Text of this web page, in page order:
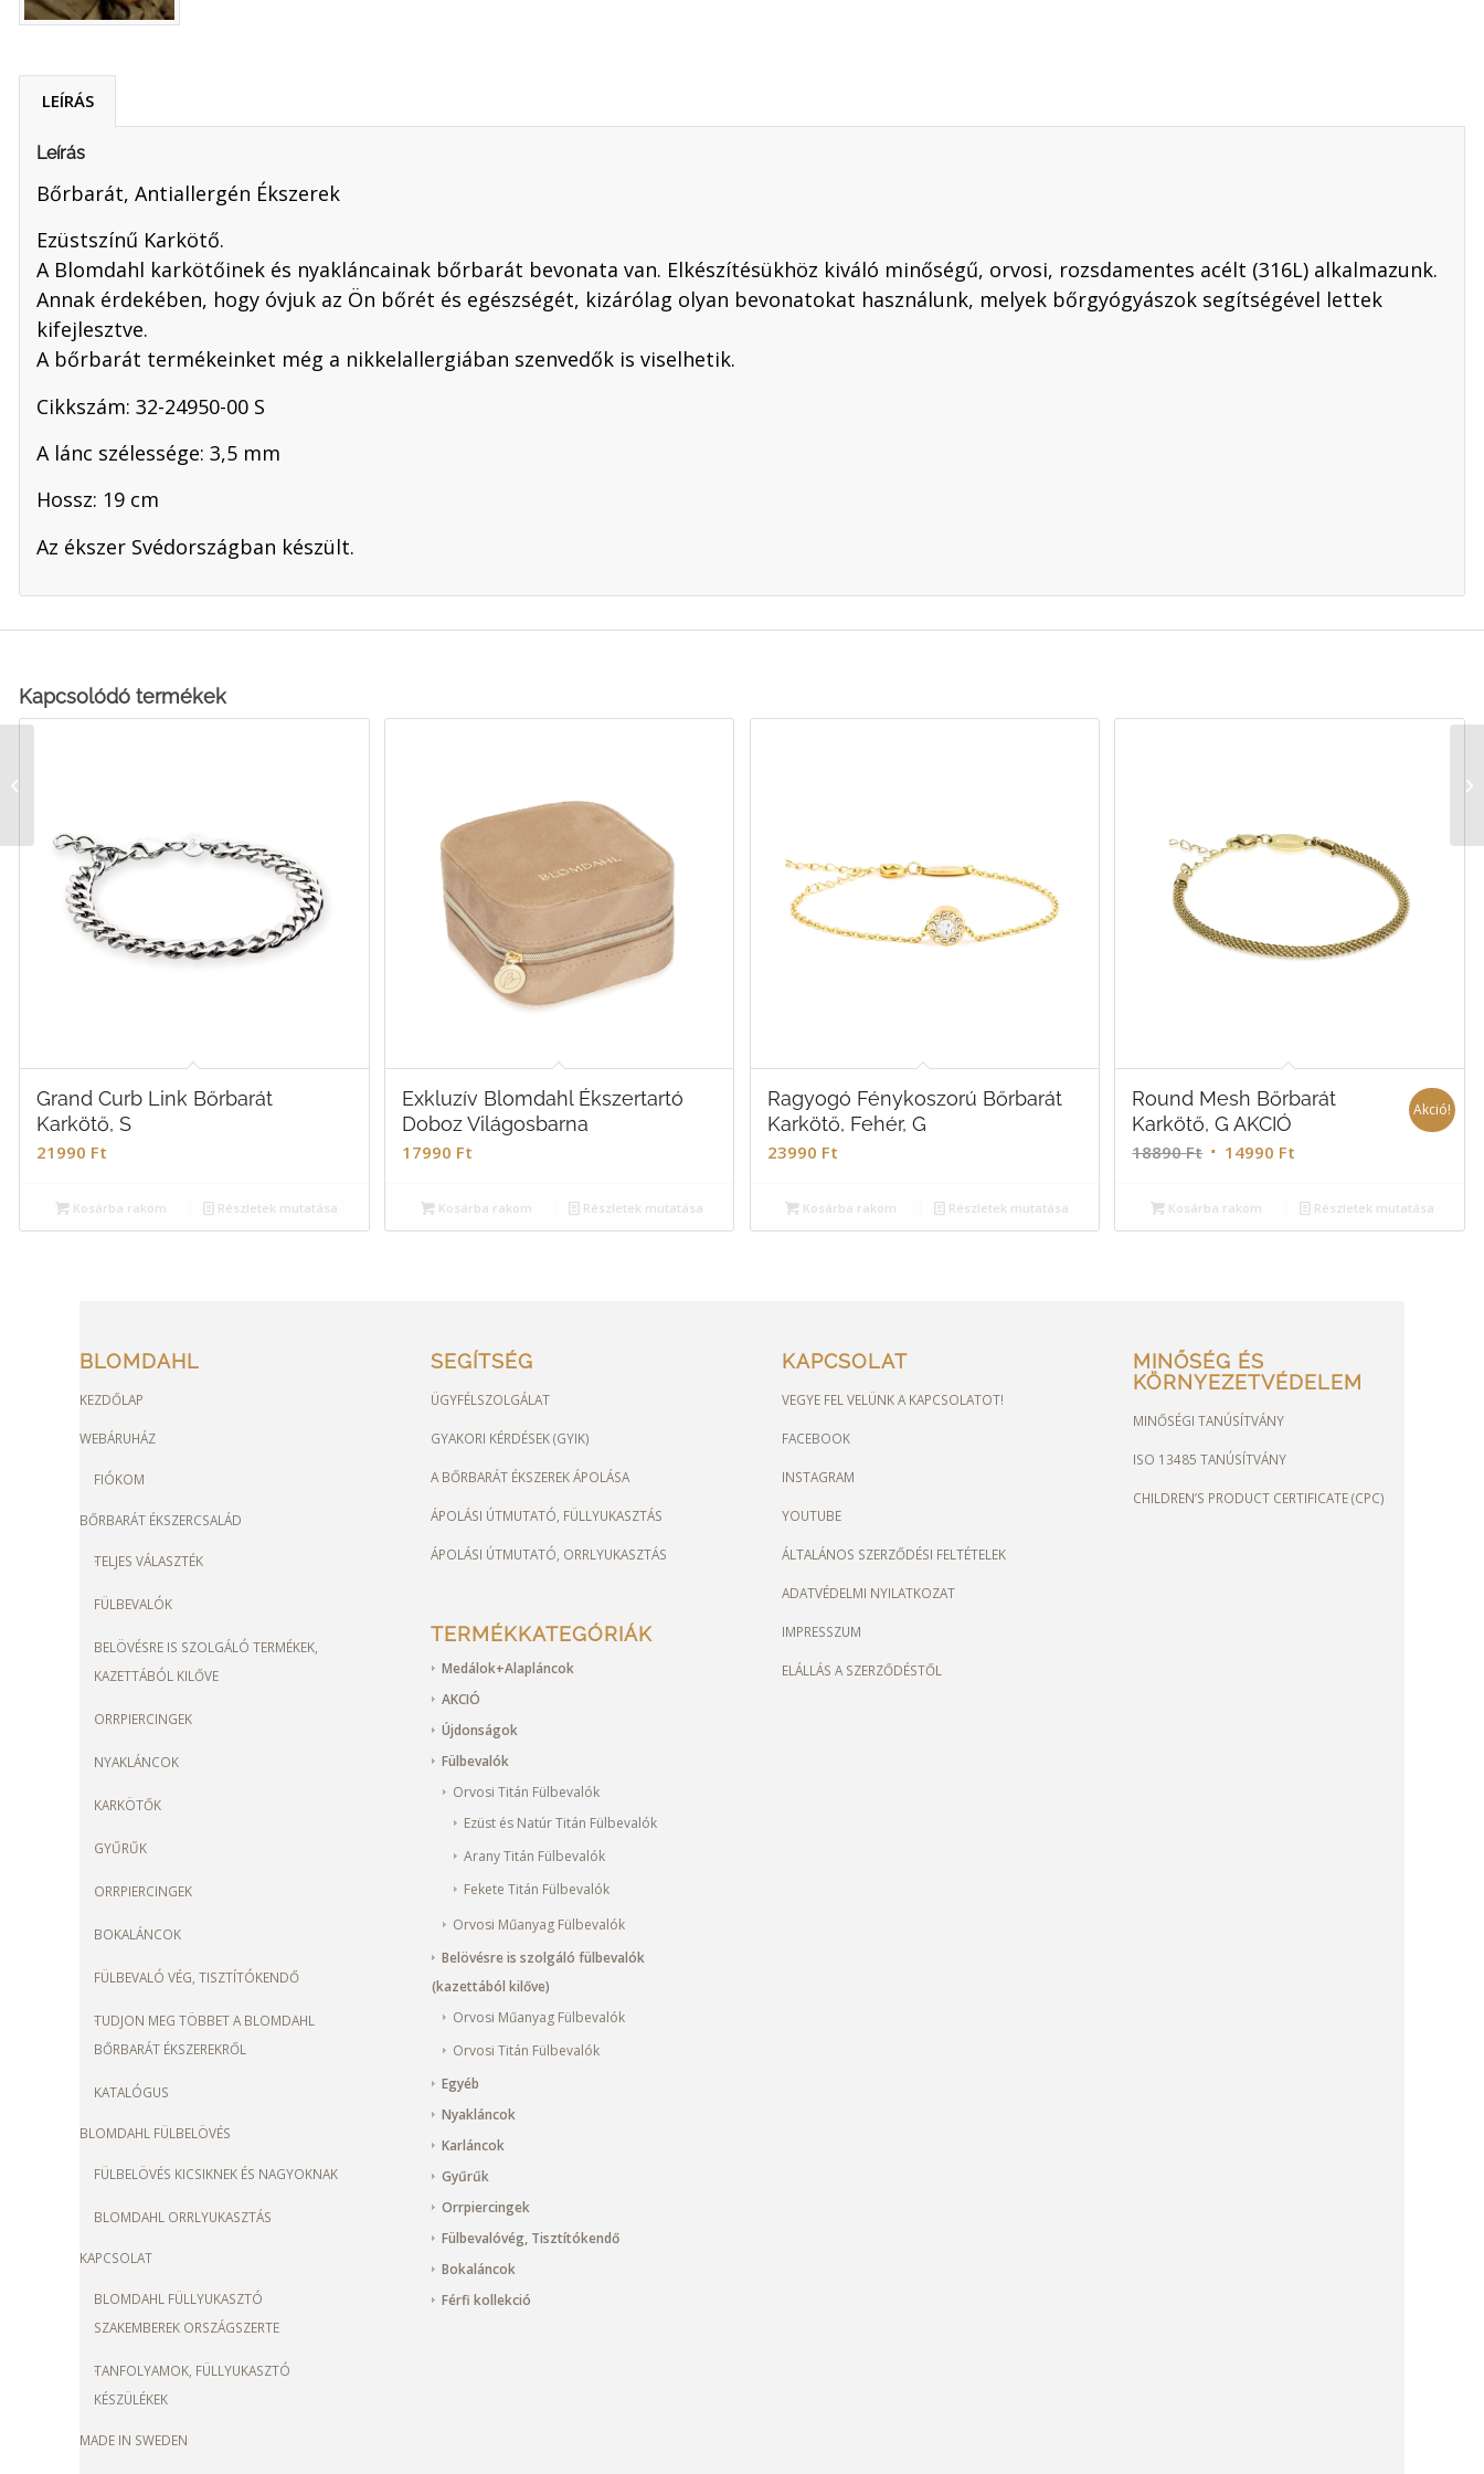
LEÍRÁS
Leírás
Bőrbarát, Antiallergén Ékszerek
Ezüstszínű Karkötő.
A Blomdahl karkötőinek és nyakláncainak bőrbarát bevonata van. Elkészítésükhöz kiváló minőségű, orvosi, rozsdamentes acélt (316L) alkalmazunk.
Annak érdekében, hogy óvjuk az Ön bőrét és egészségét, kizárólag olyan bevonatokat használunk, melyek bőrgyógyászok segítségével lettek
kifejlesztve.
A bőrbarát termékeinket még a nikkelallergiában szenvedők is viselhetik.
Cikkszám: 32-24950-00 S
A lánc szélessége: 3,5 mm
Hossz: 19 cm
Az ékszer Svédországban készült.
Kapcsolódó termékek
Grand Curb Link Bőrbarát
Karkötő, S
21990 Ft
Kosárba rakom Részletek mutatása
Exkluzív Blomdahl Ékszertartó
Doboz Világosbarna
17990 Ft
Kosárba rakom Részletek mutatása
Ragyogó Fénykoszorú Bőrbarát
Karkötő, Fehér, G
23990 Ft
Kosárba rakom Részletek mutatása
Round Mesh Bőrbarát
Karkötő, G AKCIÓ
18890Ft 14990 Ft
Akció!
Kosárba rakom Részletek mutatása
BLOMDAHL
KEZDŐLAP
WEBÁRUHÁZ
FIÓKOM
BŐRBARÁT ÉKSZERCSALÁD
TELJES VÁLASZTÉK
FÜLBEVALÓK
BELÖVÉSRE IS SZOLGÁLÓ TERMÉKEK,
KAZETTÁBÓL KILŐVE
ORRPIERCINGEK
NYAKLÁNCOK
KARKÖTŐK
GYŰRŰK
ORRPIERCINGEK
BOKALÁNCOK
FÜLBEVALÓ VÉG, TISZTÍTÓKENDŐ
TUDJON MEG TÖBBET A BLOMDAHL
BŐRBARÁT ÉKSZEREKRŐL
KATALÓGUS
BLOMDAHL FÜLBELÖVÉS
FÜLBELÖVÉS KICSIKNEK ÉS NAGYOKNAK
BLOMDAHL ORRLYUKASZTÁS
KAPCSOLAT
BLOMDAHL FÜLLYUKASZTÓ
SZAKEMBEREK ORSZÁGSZERTE
TANFOLYAMOK, FÜLLYUKASZTÓ
KÉSZÜLÉKEK
MADE IN SWEDEN
SEGÍTSÉG
ÜGYFÉLSZOLGÁLAT
GYAKORI KÉRDÉSEK (GYIK)
A BŐRBARÁT ÉKSZEREK ÁPOLÁSA
ÁPOLÁSI ÚTMUTATÓ, FÜLLYUKASZTÁS
ÁPOLÁSI ÚTMUTATÓ, ORRLYUKASZTÁS
TERMÉKKATEGÓRIÁK
Medálok+Alapláncok
AKCIÓ
Újdonságok
Fülbevalók
Orvosi Titán Fülbevalók
Ezüst és Natúr Titán Fülbevalók
Arany Titán Fülbevalók
Fekete Titán Fülbevalók
Orvosi Műanyag Fülbevalók
Belövésre is szolgáló fülbevalók
(kazettából kilőve)
Orvosi Műanyag Fülbevalók
Orvosi Titán Fülbevalók
Egyéb
Nyakláncok
Karláncok
Gyűrűk
Orrpiercingek
Fülbevalóvég, Tisztítókendő
Bokaláncok
Férfi kollekció
KAPCSOLAT
VEGYE FEL VELÜNK A KAPCSOLATOT!
FACEBOOK
INSTAGRAM
YOUTUBE
ÁLTALÁNOS SZERZŐDÉSI FELTÉTELEK
ADATVÉDELMI NYILATKOZAT
IMPRESSZUM
ELÁLLÁS A SZERZŐDÉSTŐL
MINŐSÉG ÉS
KÖRNYEZETVÉDELEM
MINŐSÉGI TANÚSÍTVÁNY
ISO 13485 TANÚSÍTVÁNY
CHILDREN’S PRODUCT CERTIFICATE (CPC)